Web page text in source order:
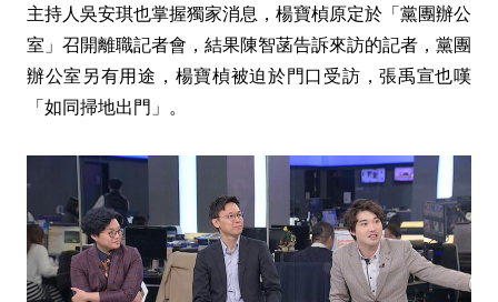
主持人吳安琪也掌握獨家消息，楊寶楨原定於「黨團辦公
室」召開離職記者會，結果陳智菡告訴來訪的記者，黨團
辦公室另有用途，楊寶楨被迫於門口受訪，張禹宣也嘆
「如同掃地出門」。